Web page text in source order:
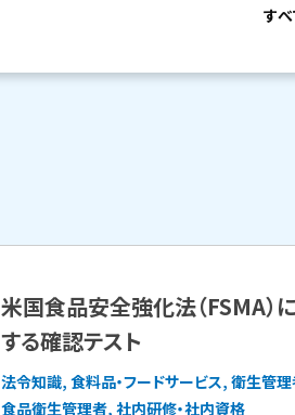
す
米国食品安全強化法（FSMA）
する確認テスト
法令知識, 食料品・フードサービス, 衛生管
食品衛生管理者, 社内研修・社内資格